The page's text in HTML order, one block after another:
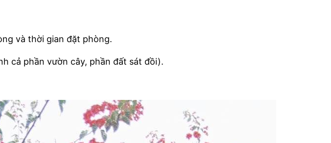
và thời gian đặt phòng.
cả phần vườn cây, phần đất sát đồi).